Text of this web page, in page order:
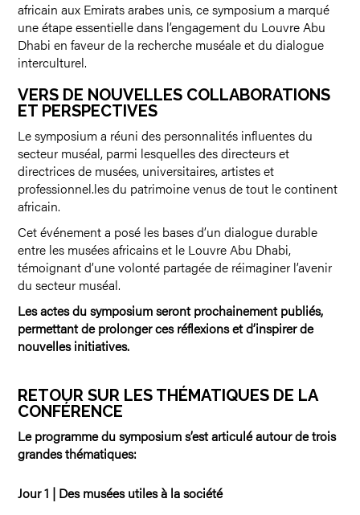
africain aux Emirats arabes unis, ce symposium a marqué
une étape essentielle dans l’engagement du Louvre Abu
Dhabi en faveur de la recherche muséale et du dialogue
interculturel.
VERS DE NOUVELLES COLLABORATIONS
ET PERSPECTIVES
Le symposium a réuni des personnalités influentes du
secteur muséal, parmi lesquelles des directeurs et
directrices de musées, universitaires, artistes et
professionnel.les du patrimoine venus de tout le continent
africain.
Cet événement a posé les bases d’un dialogue durable
entre les musées africains et le Louvre Abu Dhabi,
témoignant d’une volonté partagée de réimaginer l’avenir
du secteur muséal.
Les actes du symposium seront prochainement publiés,
permettant de prolonger ces réflexions et d’inspirer de
nouvelles initiatives.
RETOUR SUR LES THÉMATIQUES DE LA
CONFÉRENCE
Le programme du symposium s’est articulé autour de trois
grandes thématiques:
Jour 1 | Des musées utiles à la société